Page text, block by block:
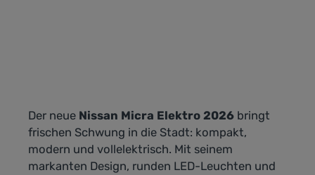
Der neue Nissan Micra Elektro 2026 bringt
frischen Schwung in die Stadt: kompakt,
modern und vollelektrisch. Mit seinem
markanten Design, runden LED-Leuchten und